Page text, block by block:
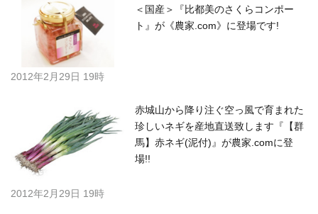
＜国産＞『比都美のさくらコンポー
ト』が《農家.com》に登場です!
2012年2月29日 19時
赤城山から降り注ぐ空っ風で育まれた
珍しいネギを産地直送致します『【群
馬】赤ネギ(泥付)』が農家.comに登
場!!
2012年2月29日 19時